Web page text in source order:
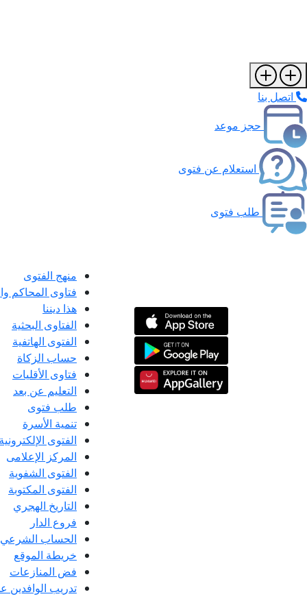
اتصل بنا
حجز موعد
استعلام عن فتوى
طلب فتوى
منهج الفتوى
فتاوى المحاكم
هذا ديننا
الفتاوى البحثية
الفتوى الهاتفية
حساب الزكاة
فتاوى الأقليات
التعليم عن بعد
طلب فتوى
تنمية الأسرة
الفتوى الإلكترونية
المركز الإعلامى
الفتوى الشفوية
الفتوى المكتوبة
التاريخ الهجري
فروع الدار
الحساب الشرعي
خريطة الموقع
فض المنازعات
تدريب الوافدين